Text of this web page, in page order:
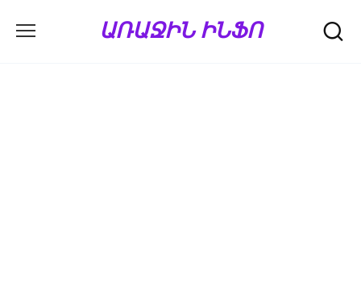
ԱՌԱՋԻՆ ԻՆՖՈ